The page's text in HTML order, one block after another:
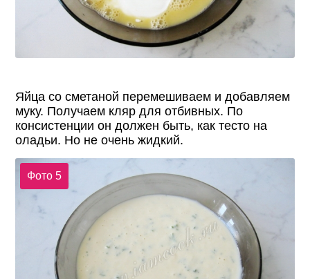
Яйца со сметаной перемешиваем и добавляем
муку. Получаем кляр для отбивных. По
консистенции он должен быть, как тесто на
оладьи. Но не очень жидкий.
Фото 5